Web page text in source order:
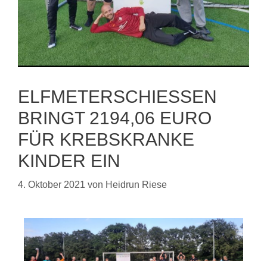
ELFMETERSCHIESSEN B
RINGT 2194,06 EURO F
ÜR KREBSKRANKE K
INDER EIN
4. Oktober 2021 von Heidrun Riese